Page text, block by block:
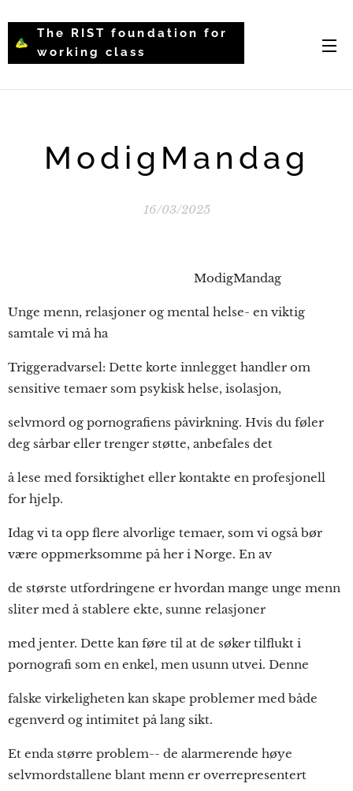
The RIST foundation for
working class
ModigMandag
16/03/2025
ModigMandag
Unge menn, relasjoner og mental helse- en viktig
samtale vi må ha
Triggeradvarsel: Dette korte innlegget handler om
sensitive temaer som psykisk helse, isolasjon,
selvmord og pornografiens påvirkning. Hvis du føler
deg sårbar eller trenger støtte, anbefales det
å lese med forsiktighet eller kontakte en profesjonell
for hjelp.
Idag vi ta opp flere alvorlige temaer, som vi også bør
være oppmerksomme på her i Norge. En av
de største utfordringene er hvordan mange unge menn
sliter med å stablere ekte, sunne relasjoner
med jenter. Dette kan føre til at de søker tilflukt i
pornografi som en enkel, men usunn utvei. Denne
falske virkeligheten kan skape problemer med både
egenverd og intimitet på lang sikt.
Et enda større problem-- de alarmerende høye
selvmordstallene blant menn er overrepresentert